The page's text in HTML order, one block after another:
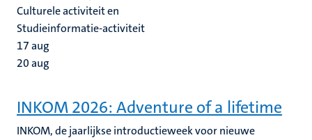
Culturele activiteit en
Studieinformatie-activiteit
17aug
20aug
INKOM 2026: Adventure of a lifetime
INKOM, de jaarlijkse introductieweek voor nieuwe